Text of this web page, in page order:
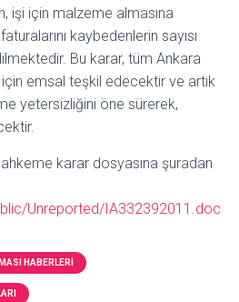
işi için malzeme almasına
kaybedenlerin sayısı
Bu karar, tüm Ankara
için emsal teşkil edecektir ve artık
yetersizliğini öne sürerek,
karar dosyasına şuradan
Unreported/IA332392011.doc
HABERLERI